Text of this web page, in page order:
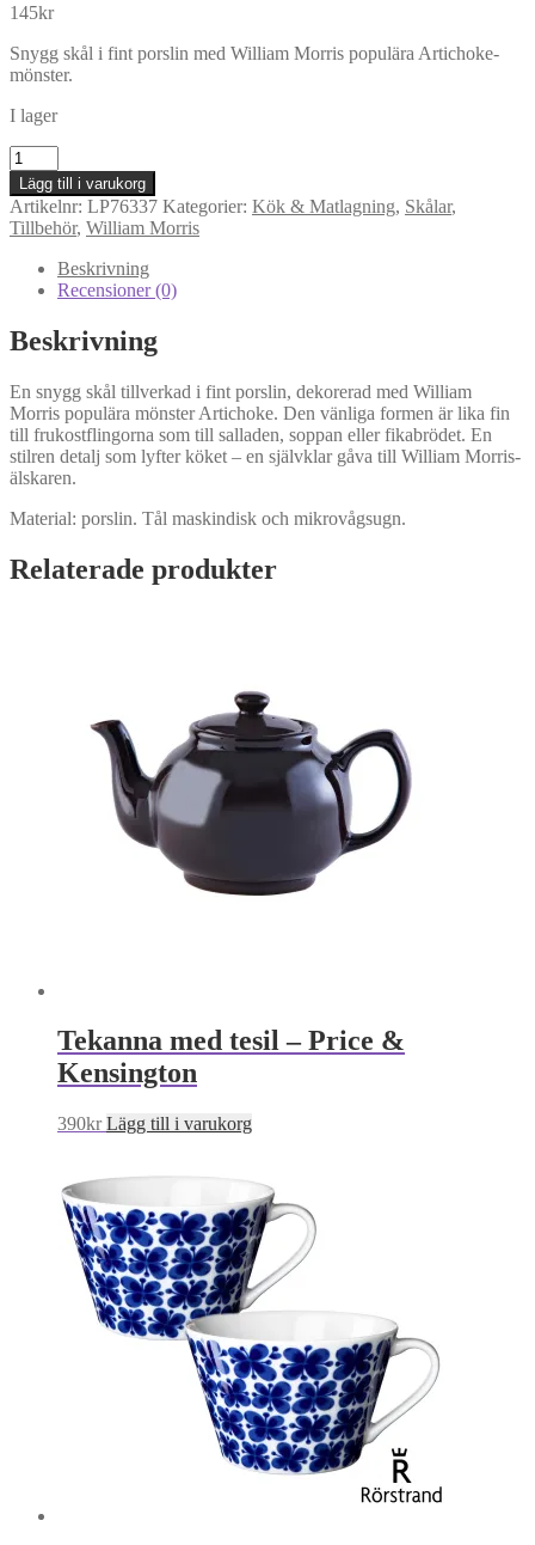
145kr
Snygg skål i fint porslin med William Morris populära Artichoke-
mönster.
I lager
William
Morris
Artichoke
Skål
mängd
Lägg till i varukorg
Artikelnr: LP76337 Kategorier: Kök & Matlagning, Skålar,
Tillbehör, William Morris
Beskrivning
Recensioner (0)
Beskrivning
En snygg skål tillverkad i fint porslin, dekorerad med William
Morris populära mönster Artichoke. Den vänliga formen är lika fin
till frukostflingorna som till salladen, soppan eller fikabrödet. En
stilren detalj som lyfter köket – en självklar gåva till William Morris-
älskaren.
Material: porslin. Tål maskindisk och mikrovågsugn.
Relaterade produkter
Tekanna med tesil – Price &
Kensington
390kr Lägg till i varukorg